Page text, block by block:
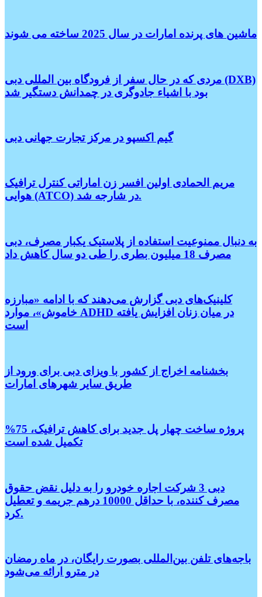
ماشین های پرنده امارات در سال 2025 ساخته می شوند
مردی که در حال سفر از فرودگاه بین المللی دبی (DXB)
بود با اشیاء جادوگری در چمدانش دستگیر شد
گیم اکسپو در مرکز تجارت جهانی دبی
مریم الحمادی اولین افسر زن اماراتی کنترل ترافیک
هوایی (ATCO) در شارجه شد.
به دنبال ممنوعیت استفاده از پلاستیک یکبار مصرف، دبی
مصرف 18 میلیون بطری را طی دو سال کاهش داد
کلینیک‌های دبی گزارش می‌دهند که با ادامه «مبارزه
خاموش»، موارد ADHD در میان زنان افزایش یافته
است
بخشنامه اخراج از کشور با ویزای دبی برای ورود از
طریق سایر شهر‌های امارات
پروژه ساخت چهار پل جدید برای کاهش ترافیک، 75%
تکمیل شده است
دبی 3 شرکت اجاره خودرو را به دلیل نقض حقوق
مصرف کننده، با حداقل 10000 درهم جریمه و تعطیل
کرد.
باجه‌های تلفن بین‌المللی بصورت رایگان، در ماه رمضان
در مترو ارائه می‌شود